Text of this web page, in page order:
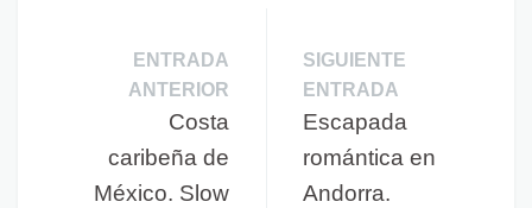
ENTRADA
ANTERIOR
Costa
caribeña de
México. Slow
SIGUIENTE
ENTRADA
Escapada
romántica en
Andorra.